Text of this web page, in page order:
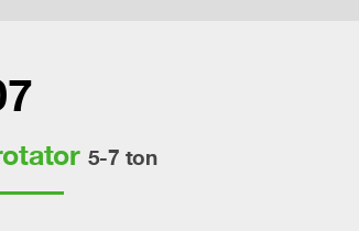
5-7 ton